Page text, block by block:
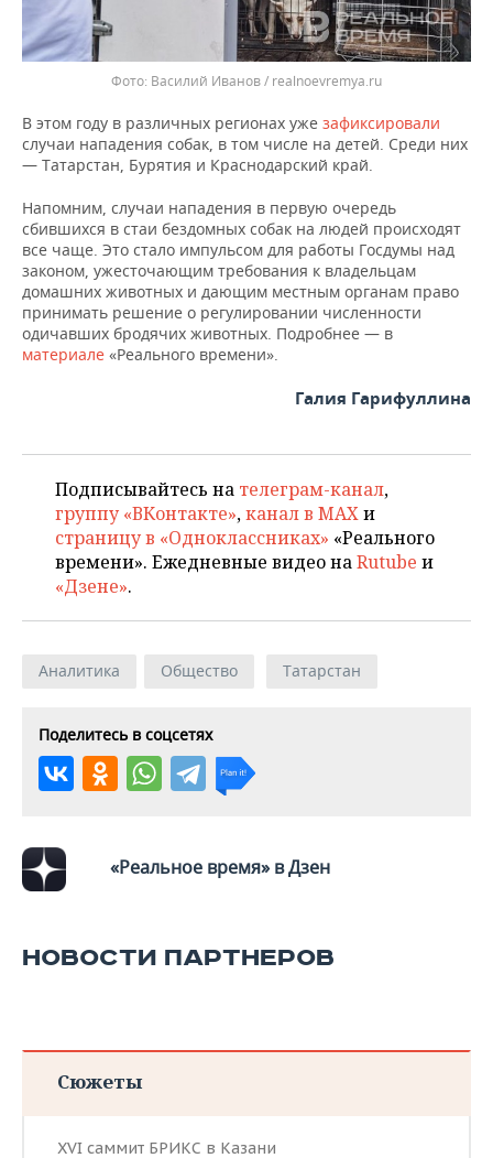
Василий Иванов / realnoevremya.ru
В этом году в различных регионах уже зафиксировали
случаи нападения собак, в том числе на детей. Среди них
— Татарстан, Бурятия и Краснодарский край.
Напомним, случаи нападения в первую очередь
сбившихся в стаи бездомных собак на людей происходят
все чаще. Это стало импульсом для работы Госдумы над
законом, ужесточающим требования к владельцам
домашних животных и дающим местным органам право
принимать решение о регулировании численности
одичавших бродячих животных. Подробнее — в
материале «Реального времени».
Галия Гарифуллина
Подписывайтесь на телеграм-канал,
группу «ВКонтакте»,канал в MAXи
страницу в «Одноклассниках» «Реального
времени». Ежедневные видео наRutube и
«Дзене».
Аналитика Общество Татарстан
Поделитесь в соцсетях
«Реальное время» в Дзен
НОВОСТИ ПАРТНЕРОВ
Сюжеты
XVI саммит БРИКС в Казани